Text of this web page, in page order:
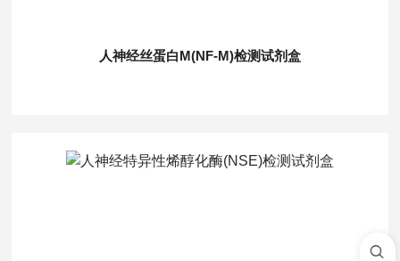
人神经丝蛋白M(NF-M)检测试剂盒